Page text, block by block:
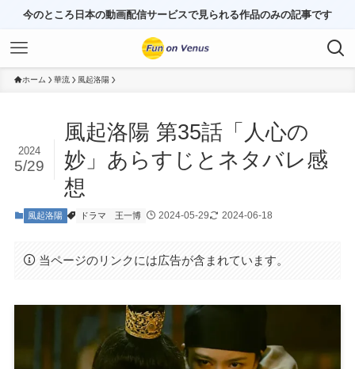
今のところ日本の動画配信サービスで見られる作品のみの記事です
ホーム 華流 風起洛陽
風起洛陽 第35話「人心の
妙」あらすじとネタバレ感
想
2024
5/29
風起洛陽 ドラマ 王一博 2024-05-29 2024-06-18
当ページのリンクには広告が含まれています。